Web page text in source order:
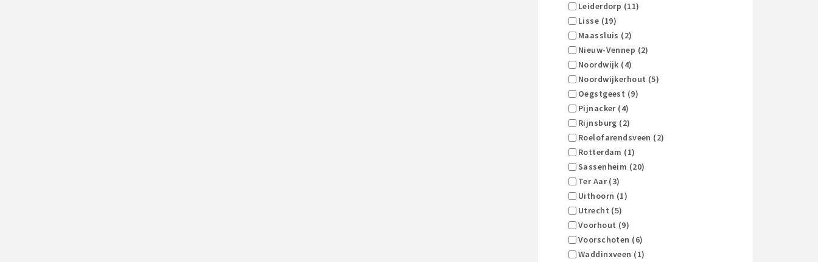
Leiderdorp (11)
Lisse (19)
Maassluis (2)
Nieuw-Vennep (2)
Noordwijk (4)
Noordwijkerhout (5)
Oegstgeest (9)
Pijnacker (4)
Rijnsburg (2)
Roelofarendsveen (2)
Rotterdam (1)
Sassenheim (20)
Ter Aar (3)
Uithoorn (1)
Utrecht (5)
Voorhout (9)
Voorschoten (6)
Waddinxveen (1)